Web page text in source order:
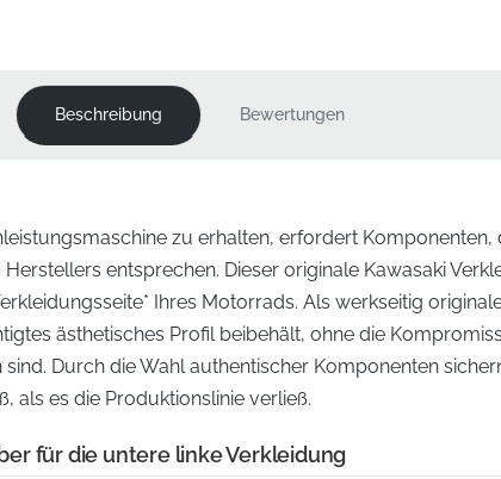
Beschreibung Bewertungen
zu erhalten, erfordert Komponenten,
entsprechen. Dieser originale Kawasaki
Ihres Motorrads. Als werkseitig
ästhetisches Profil beibehält, ohne die
Durch die Wahl authentischer Komponenten
als es die Produktionslinie verließ.
für die untere linke Verkleidung